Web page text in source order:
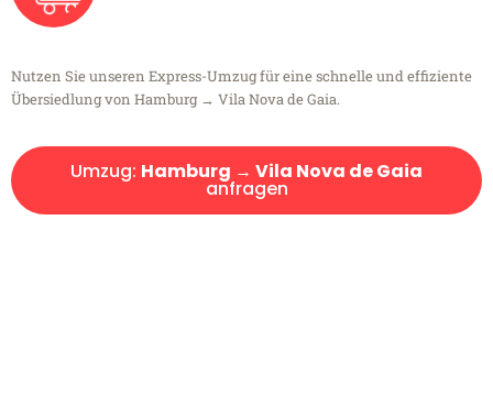
Nutzen Sie unseren Express-Umzug für eine schnelle und effiziente
Übersiedlung von Hamburg → Vila Nova de Gaia.
Umzug: Hamburg → Vila Nova de Gaia
anfragen